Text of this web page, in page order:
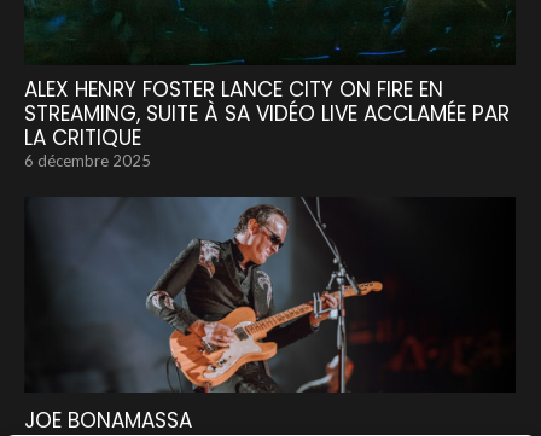
ALEX HENRY FOSTER LANCE CITY ON FIRE EN
STREAMING, SUITE À SA VIDÉO LIVE ACCLAMÉE PAR
LA CRITIQUE
6 décembre 2025
JOE BONAMASSA